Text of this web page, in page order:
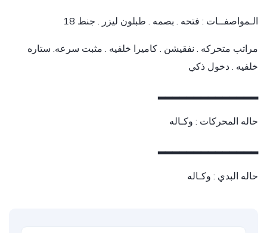
الـمواصفــات : فتحه . بصمه . طبلون ليزر . جنط 18
مراتب متحركه . نفقيشن . كاميرا خلفيه . مثبت سرعه. ستاره
خلفيه . دخول ذكي
▂▂▂▂▂▂▂▂▂▂▂▂▂▂
حاله المحركات : وكـاله
▂▂▂▂▂▂▂▂▂▂▂▂▂▂
حاله البدي : وكـاله